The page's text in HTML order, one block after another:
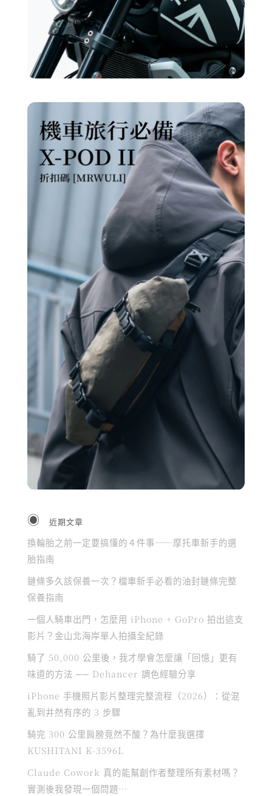
近期文章
換輪胎之前一定要搞懂的４件事——摩托車新手的選
胎指南
鏈條多久該保養一次？檔車新手必看的油封鏈條完整
保養指南
一個人騎車出門，怎麼用 iPhone + GoPro 拍出這支
影片？金山北海岸單人拍攝全紀錄
騎了 50,000 公里後，我才學會怎麼讓「回憶」更有
味道的方法 ── Dehancer 調色經驗分享
iPhone 手機照片影片整理完整流程（2026）：從混
亂到井然有序的 3 步驟
騎完 300 公里肩膀竟然不酸？為什麼我選擇
KUSHITANI K-3596L
Claude Cowork 真的能幫創作者整理所有素材嗎？
實測後我發現一個問題…